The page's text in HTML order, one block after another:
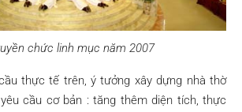
chức linh mục năm 2007
thực tế trên, ý tưởng xây dựng nhà thờ
cầu cơ bản : tăng thêm diện tích, thực